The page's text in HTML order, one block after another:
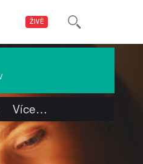
ŽIVĚ
Více…